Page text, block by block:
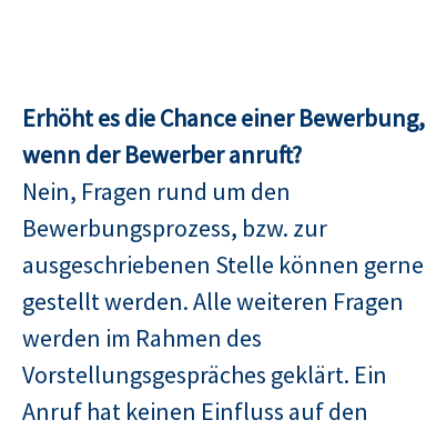
Erhöht es die Chance einer Bewerbung,
wenn der Bewerber anruft?
Nein, Fragen rund um den
Bewerbungsprozess, bzw. zur
ausgeschriebenen Stelle können gerne
gestellt werden. Alle weiteren Fragen
werden im Rahmen des
Vorstellungsgespräches geklärt. Ein
Anruf hat keinen Einfluss auf den